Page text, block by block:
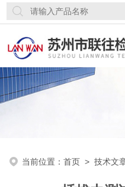
当前位置：首页 >技术文